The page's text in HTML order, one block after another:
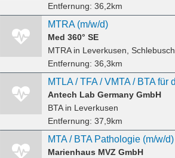
Entfernung: 36,2km
MTRA (m/w/d)
Med 360° SE
MTRAin Leverkusen, Schlebusch
Entfernung: 36,3km
Antech Lab Germany GmbH
BTAin Leverkusen
Entfernung: 37,9km
MTA / BTA Pathologie (m/w/d)
Marienhaus MVZ GmbH